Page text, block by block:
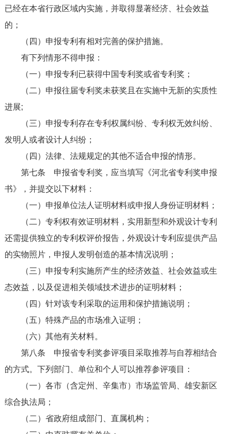
已经在本省行政区域内实施，并取得显著经济、社会效益
的；
（四）申报专利有相对完善的保护措施。
有下列情形不得申报：
（一）申报专利已获得中国专利奖或省专利奖；
（二）申报往届专利奖未获奖且在实施中无新的实质性
进展;
（三）申报专利存在专利权属纠纷、专利权无效纠纷、
发明人或者设计人纠纷；
（四）法律、法规规定的其他不适合申报的情形。
第七条 申报省专利奖，应当填写《河北省专利奖申报
书》，并提交以下材料：
（一）申报单位法人证明材料或申报人身份证明材料；
（二）专利权有效证明材料，实用新型和外观设计专利
还需提供独立的专利权评价报告，外观设计专利应提供产品
的实物照片，申报人发明创造的基本情况说明；
（三）申报专利实施所产生的经济效益、社会效益或生
态效益，以及促进相关领域技术进步的证明材料；
（四）针对该专利采取的运用和保护措施说明；
（五）特殊产品的市场准入证明；
（六）其他有关材料。
第八条 申报省专利奖参评项目采取推荐与自荐相结合
的方式。下列部门、单位和个人可以推荐参评项目：
（一）各市（含定州、辛集市）市场监管局、雄安新区
综合执法局；
（二）省政府组成部门、直属机构；